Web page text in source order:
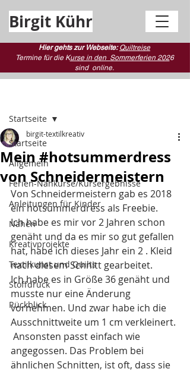
Birgit Kühr
Hier gehts zur Webseite:Quiltreise
Termine für die Kurse in den Sommerferien 2026
sind online.
Startseite
Allgemein
Ferien-Nähkurse/Kursergebnisse
Anleitungen für Kinder
Nähen
Kreativprojekte
Textilkunst und Quilts
Stoffdruck
Rückblick
Startseite
Mein #hotsummerdress
von Schneidermeistern
birgit-textilkreativ
Von Schneidermeistern gab es 2018
ein hotsummerdress als Freebie.
Ich habe es mir vor 2 Jahren schon
genäht und da es mir so gut gefallen
hat, habe ich dieses Jahr ein 2 . Kleid
nach diesem Schnitt gearbeitet.
Ich habe es in Größe 36 genäht und
musste nur eine Änderung
vornehmen. Und zwar habe ich die
Ausschnittweite um 1 cm verkleinert.
Ansonsten passt einfach wie
angegossen. Das Problem bei
ähnlichen Schnitten, ist oft, dass sie